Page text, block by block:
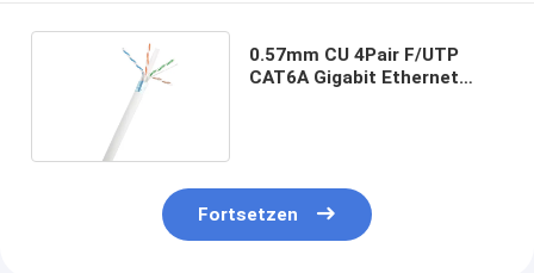
0.57mm CU 4Pair F/UTP
CAT6A Gigabit Ethernet
Fortsetzen